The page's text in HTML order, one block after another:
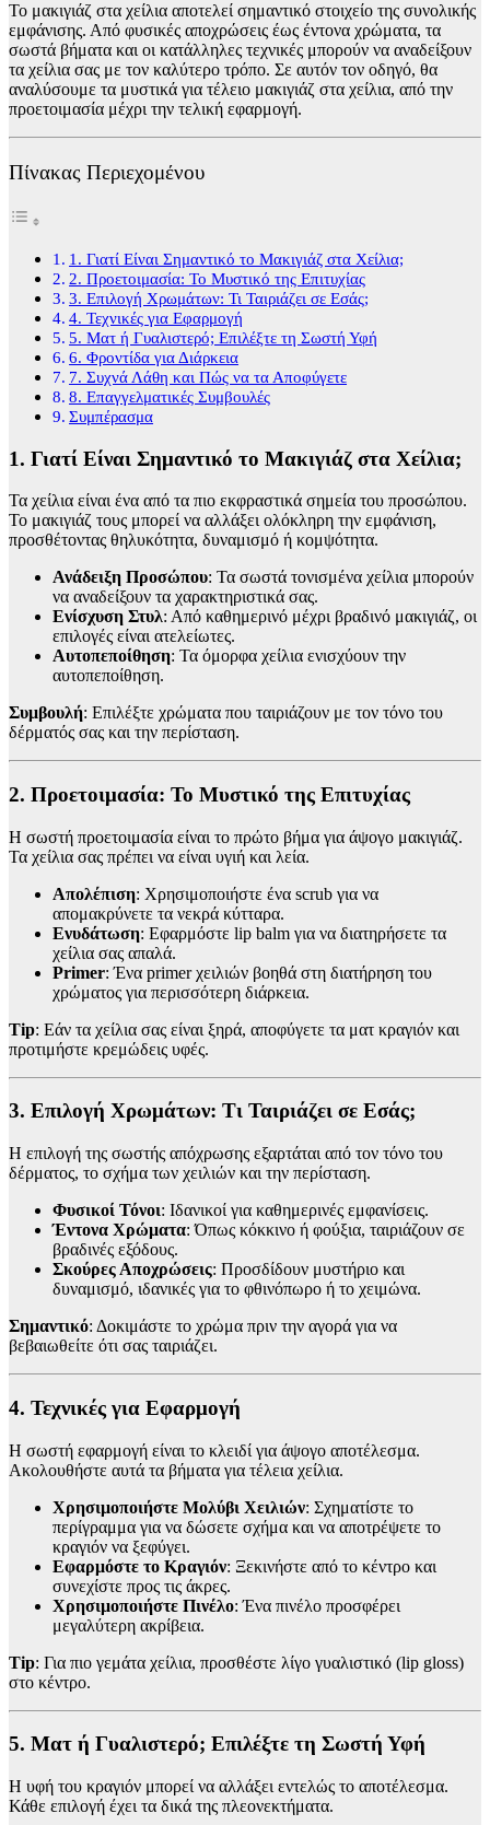
Το μακιγιάζ στα χείλια αποτελεί σημαντικό στοιχείο της συνολικής
εμφάνισης. Από φυσικές αποχρώσεις έως έντονα χρώματα, τα
σωστά βήματα και οι κατάλληλες τεχνικές μπορούν να αναδείξουν
τα χείλια σας με τον καλύτερο τρόπο. Σε αυτόν τον οδηγό, θα
αναλύσουμε τα μυστικά για τέλειο μακιγιάζ στα χείλια, από την
προετοιμασία μέχρι την τελική εφαρμογή.
Πίνακας Περιεχομένου
1. Γιατί Είναι Σημαντικό το Μακιγιάζ στα Χείλια;
2. Προετοιμασία: Το Μυστικό της Επιτυχίας
3. Επιλογή Χρωμάτων: Τι Ταιριάζει σε Εσάς;
4. Τεχνικές για Εφαρμογή
5. Ματ ή Γυαλιστερό; Επιλέξτε τη Σωστή Υφή
6. Φροντίδα για Διάρκεια
7. Συχνά Λάθη και Πώς να τα Αποφύγετε
8. Επαγγελματικές Συμβουλές
Συμπέρασμα
1. Γιατί Είναι Σημαντικό το Μακιγιάζ στα Χείλια;
Τα χείλια είναι ένα από τα πιο εκφραστικά σημεία του προσώπου.
Το μακιγιάζ τους μπορεί να αλλάξει ολόκληρη την εμφάνιση,
προσθέτοντας θηλυκότητα, δυναμισμό ή κομψότητα.
Ανάδειξη Προσώπου: Τα σωστά τονισμένα χείλια μπορούν
να αναδείξουν τα χαρακτηριστικά σας.
Ενίσχυση Στυλ: Από καθημερινό μέχρι βραδινό μακιγιάζ, οι
επιλογές είναι ατελείωτες.
Αυτοπεποίθηση: Τα όμορφα χείλια ενισχύουν την
αυτοπεποίθηση.
Συμβουλή: Επιλέξτε χρώματα που ταιριάζουν με τον τόνο του
δέρματός σας και την περίσταση.
2. Προετοιμασία: Το Μυστικό της Επιτυχίας
Η σωστή προετοιμασία είναι το πρώτο βήμα για άψογο μακιγιάζ.
Τα χείλια σας πρέπει να είναι υγιή και λεία.
Απολέπιση: Χρησιμοποιήστε ένα scrub για να
απομακρύνετε τα νεκρά κύτταρα.
Ενυδάτωση: Εφαρμόστε lip balm για να διατηρήσετε τα
χείλια σας απαλά.
Primer: Ένα primer χειλιών βοηθά στη διατήρηση του
χρώματος για περισσότερη διάρκεια.
Tip: Εάν τα χείλια σας είναι ξηρά, αποφύγετε τα ματ κραγιόν και
προτιμήστε κρεμώδεις υφές.
3. Επιλογή Χρωμάτων: Τι Ταιριάζει σε Εσάς;
Η επιλογή της σωστής απόχρωσης εξαρτάται από τον τόνο του
δέρματος, το σχήμα των χειλιών και την περίσταση.
Φυσικοί Τόνοι: Ιδανικοί για καθημερινές εμφανίσεις.
Έντονα Χρώματα: Όπως κόκκινο ή φούξια, ταιριάζουν σε
βραδινές εξόδους.
Σκούρες Αποχρώσεις: Προσδίδουν μυστήριο και
δυναμισμό, ιδανικές για το φθινόπωρο ή το χειμώνα.
Σημαντικό: Δοκιμάστε το χρώμα πριν την αγορά για να
βεβαιωθείτε ότι σας ταιριάζει.
4. Τεχνικές για Εφαρμογή
Η σωστή εφαρμογή είναι το κλειδί για άψογο αποτέλεσμα.
Ακολουθήστε αυτά τα βήματα για τέλεια χείλια.
Χρησιμοποιήστε Μολύβι Χειλιών: Σχηματίστε το
περίγραμμα για να δώσετε σχήμα και να αποτρέψετε το
κραγιόν να ξεφύγει.
Εφαρμόστε το Κραγιόν: Ξεκινήστε από το κέντρο και
συνεχίστε προς τις άκρες.
Χρησιμοποιήστε Πινέλο: Ένα πινέλο προσφέρει
μεγαλύτερη ακρίβεια.
Tip: Για πιο γεμάτα χείλια, προσθέστε λίγο γυαλιστικό (lip gloss)
στο κέντρο.
5. Ματ ή Γυαλιστερό; Επιλέξτε τη Σωστή Υφή
Η υφή του κραγιόν μπορεί να αλλάξει εντελώς το αποτέλεσμα.
Κάθε επιλογή έχει τα δικά της πλεονεκτήματα.